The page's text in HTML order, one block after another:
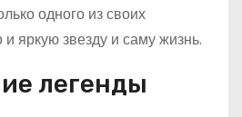
одного из своих
яркую звезду и саму жизнь.
легенды